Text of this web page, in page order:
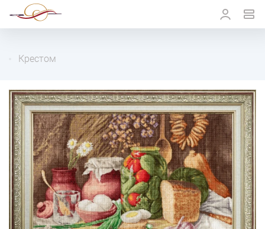
Крестом